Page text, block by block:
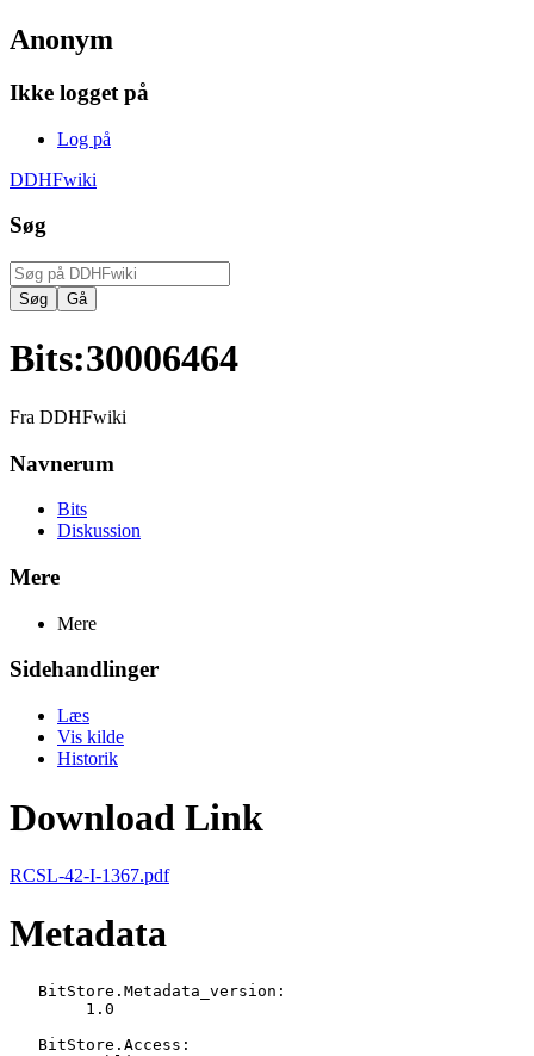
Anonym
Ikke logget på
Log på
DDHFwiki
Søg
Bits:30006464
Fra DDHFwiki
Navnerum
Bits
Diskussion
Mere
Mere
Sidehandlinger
Læs
Vis kilde
Historik
Download Link
RCSL-42-I-1367.pdf
Metadata
   BitStore.Metadata_version:
   BitStore.Access: